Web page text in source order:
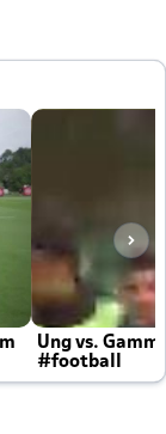
Ung vs.
#football